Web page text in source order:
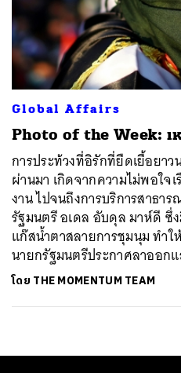
Global Affairs
Photo of the Week:
การประท้วงที่อิรักที่ยืดเยื้อยา
ผ่านมา เกิดจากความไม่พอใจ
งาน ไปจนถึงการบริการสาธา
รัฐมนตรี อเดล อับดุล มาห์ดี ซึ่
แก๊สน้ำตาสลายการชุมนุม ทำ
นายกรัฐมนตรีประกาศลาออก
โดย THE MOMENTUM TEAM
ค้นหา
SHARE TWEET